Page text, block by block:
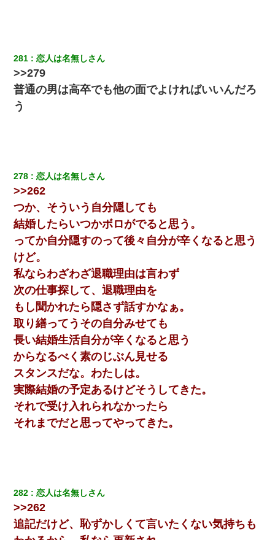
281 恋人は名無しさん
>>279
普通の男は高卒でも他の面でよければいいんだろ
う
278 恋人は名無しさん
>>262
つか、そういう自分隠しても
結婚したらいつかボロがでると思う。
ってか自分隠すのって後々自分が辛くなると思う
けど。
私ならわざわざ退職理由は言わず
次の仕事探して、退職理由を
もし聞かれたら隠さず話すかなぁ。
取り繕ってうその自分みせても
長い結婚生活自分が辛くなると思う
からなるべく素のじぶん見せる
スタンスだな。わたしは。
実際結婚の予定あるけどそうしてきた。
それで受け入れられなかったら
それまでだと思ってやってきた。
282 恋人は名無しさん
>>262
追記だけど、恥ずかしくて言いたくない気持ちも